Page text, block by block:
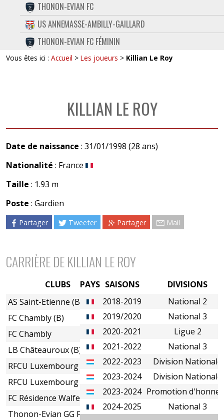
CONTACT
FACEBOOK
TWITTER
THONON-EVIAN FC
US ANNEMASSE-AMBILLY-GAILLARD
THONON-EVIAN FC FÉMININ
Vous êtes ici : Accueil > Les joueurs > Killian Le Roy
KILLIAN LE ROY
Date de naissance : 31/01/1998 (28 ans)
Nationalité : France
Taille : 1.93 m
Poste : Gardien
Partager Tweeter Partager Mail
CARRIÈRE DE KILLIAN LE ROY
PAYS SAISONS
DIVISIONS
2018-2019
National 2
2019/2020
National 3
2020-2021
Ligue 2
2021-2022
National 3
2022-2023
Division Nationale
2023-2024
Division Nationale
2023-2024 Promotion
2024-2025
National 3
CLUBS
AS Saint-Etienne (B)
FC Chambly (B)
FC Chambly
LB Châteauroux (B)
RFCU Luxembourg
RFCU Luxembourg
FC Résidence Walferdange
Thonon-Evian GG FC